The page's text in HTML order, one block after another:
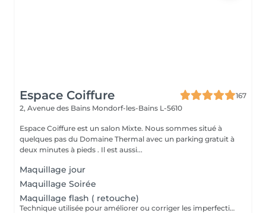
Espace Coiffure
167
2, Avenue des Bains Mondorf-les-Bains L-5610
Espace Coiffure est un salon Mixte. Nous sommes situé à
quelques pas du Domaine Thermal avec un parking gratuit à
deux minutes à pieds . Il est aussi...
Maquillage jour
Maquillage Soirée
Maquillage flash ( retouche)
Technique utilisée pour améliorer ou corriger les imperfections du maquillage initial tout en conservant une apparence naturelle. Il s'agit d'ajouter des touches de fond de teint, de correcteur ou de poudre pour uniformiser le teint, rafraîchir le regard ou rehausser les couleurs du maquillage déjà appliqué, souvent en prévision d'un événement.